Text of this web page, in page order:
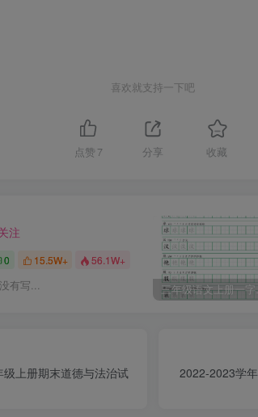
喜欢就支持一下吧
点赞 7 分享 收藏
注
0 15.5W+ 56.1W+
有写... 三年级
上册期末道德与法治试
2022-2023学